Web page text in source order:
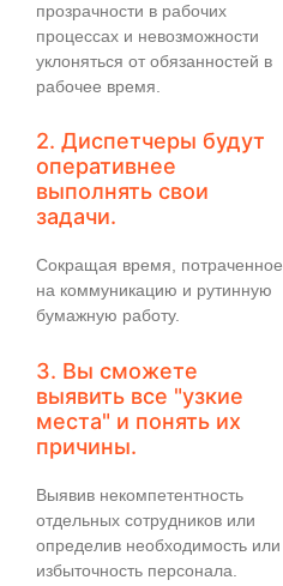
прозрачности в рабочих
процессах и невозможности
уклоняться от обязанностей в
рабочее время.
2. Диспетчеры будут
оперативнее
выполнять свои
задачи.
Сокращая время, потраченное
на коммуникацию и рутинную
бумажную работу.
3. Вы сможете
выявить все "узкие
места" и понять их
причины.
Выявив некомпетентность
отдельных сотрудников или
определив необходимость или
избыточность персонала.